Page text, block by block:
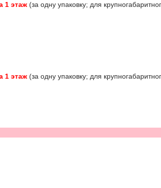
1 этаж (за одну упаковку; для
1 этаж (за одну упаковку; для